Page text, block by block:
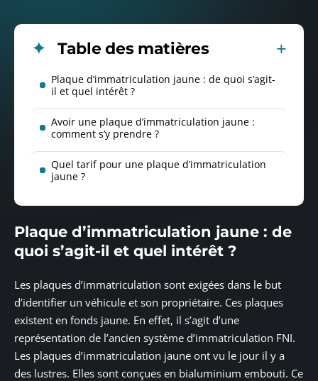
Table des matières
Plaque d’immatriculation jaune : de quoi s’agit-
il et quel intérêt ?
Avoir une plaque d’immatriculation jaune :
comment s’y prendre ?
Quel tarif pour une plaque d’immatriculation
jaune ?
Plaque d’immatriculation jaune : de
quoi s’agit-il et quel intérêt ?
Les plaques d’immatriculation sont exigées dans le but
d’identifier un véhicule et son propriétaire. Ces plaques
existent en fonds jaune. En effet, il s’agit d’une
représentation de l’ancien système d’immatriculation FNI.
Les plaques d’immatriculation jaune ont vu le jour il y a
des lustres. Elles sont conçues en bialuminium embouti. Ce